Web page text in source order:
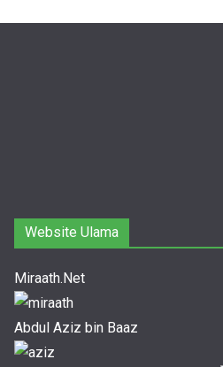
Website Ulama
Miraath.Net
Abdul Aziz bin Baaz